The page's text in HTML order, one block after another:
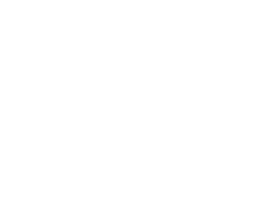
拳打脚踢